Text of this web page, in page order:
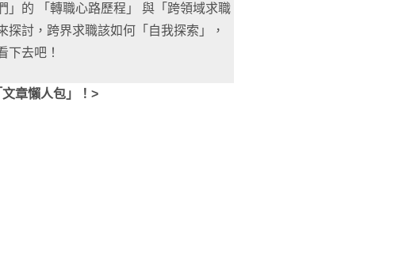
」的 「轉職心路歷程」 與「跨領域求職
討，跨界求職該如何「自我探索」，
下去吧！
章懶人包」！>